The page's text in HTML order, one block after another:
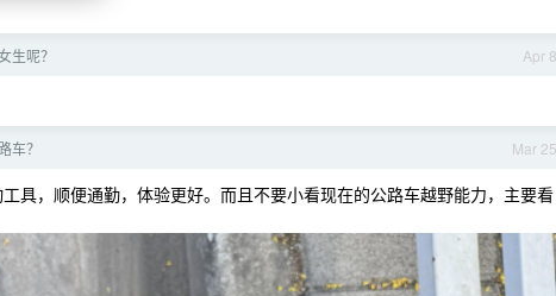
Apr 8
生呢？
Mar 25
车？
具，顺便通勤，体验更好。而且不要小看现在的公路车越野能力，主要看